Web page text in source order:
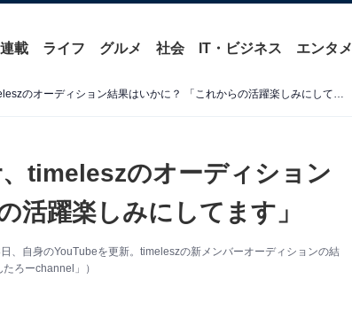
連載 ライフ グルメ 社会 IT・ビジネス エンタメ
15万人超イケメンYouTuber、timeleszのオーディション結果はいかに？ 「これからの活躍楽しみにしてます」
timeleszのオーディション
活躍楽しみにしてます」
、自身のYouTubeを更新。timeleszの新メンバーオーディションの結
ろーchannel」）